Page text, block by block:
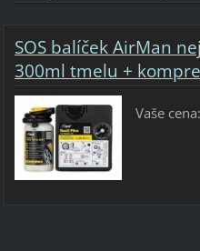
SOS balíček AirMan
300ml tmelu +
Vaše cena: